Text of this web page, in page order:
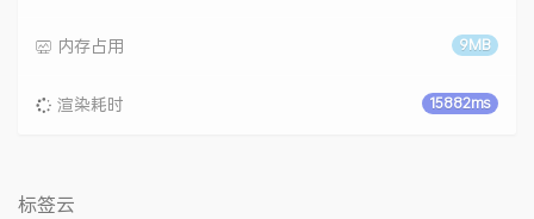
9MB
内存占用
15882ms
渲染耗时
标签云